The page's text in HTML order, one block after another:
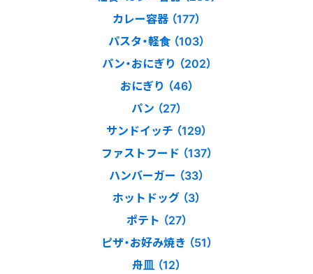
カレー容器 （177）
パスタ・軽食 （103）
パン・おにぎり （202）
おにぎり （46）
パン （27）
サンドイッチ （129）
ファストフード （137）
ハンバーガー （33）
ホットドッグ （3）
ポテト （27）
ピザ・お好み焼き （51）
舟皿 （12）